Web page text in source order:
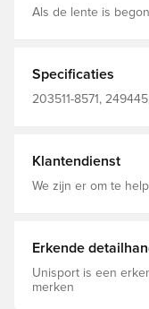
Als de lente is
ventilatie zorgt. Ons
de borst gedrukt.
Specificaties
203511-8571,
Klantendienst
We zijn er om te
Erkende
Unisport is een
merken